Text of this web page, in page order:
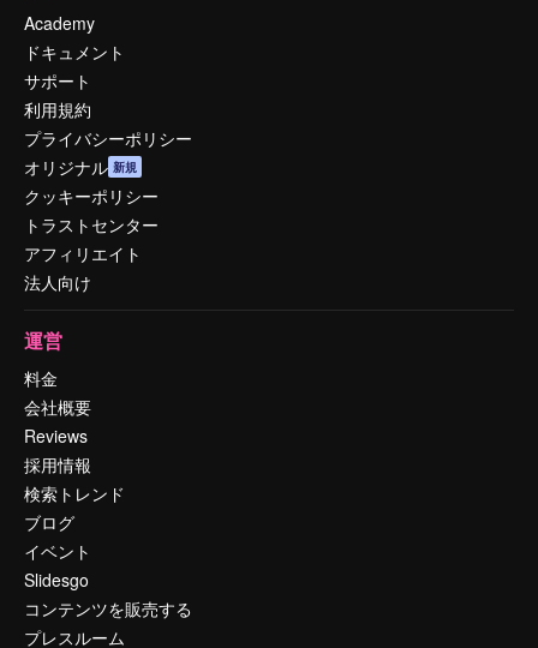
Academy
ドキュメント
サポート
利用規約
プライバシーポリシー
オリジナル 新規
クッキーポリシー
トラストセンター
アフィリエイト
法人向け
運営
料金
会社概要
Reviews
採用情報
検索トレンド
ブログ
イベント
Slidesgo
コンテンツを販売する
プレスルーム